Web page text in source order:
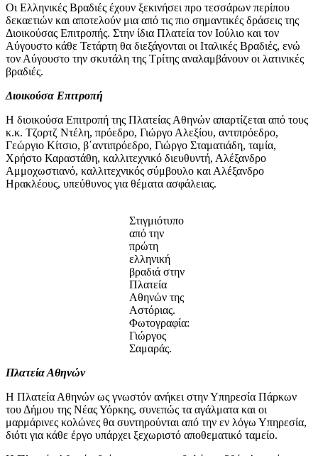
Οι Ελληνικές Βραδιές έχουν ξεκινήσει προ τεσσάρων περίπου
δεκαετιών και αποτελούν μια από τις πιο σημαντικές δράσεις της
Διοικούσας Επιτροπής. Στην ίδια Πλατεία τον Ιούλιο και τον
Αύγουστο κάθε Τετάρτη θα διεξάγονται οι Ιταλικές Βραδιές, ενώ
τον Αύγουστο την σκυτάλη της Τρίτης αναλαμβάνουν οι λατινικές
βραδιές.
Διοικούσα Επιτροπή
Η διοικούσα Επιτροπή της Πλατείας Αθηνών απαρτίζεται από τους
κ.κ. Τζορτζ Ντέλη, πρόεδρο, Γιώργο Αλεξίου, αντιπρόεδρο,
Γεώργιο Κίτσιο, β΄αντιπρόεδρο, Γιώργο Σταματιάδη, ταμία,
Χρήστο Καραστάθη, καλλιτεχνικό διευθυντή, Αλέξανδρο
Αμμοχωστιανό, καλλιτεχνικός σύμβουλο και Αλέξανδρο
Ηρακλέους, υπεύθυνος για θέματα ασφάλειας.
Στιγμιότυπο
από την
πρώτη
ελληνική
βραδιά στην
Πλατεία
Αθηνών της
Αστόριας.
Φωτογραφία:
Γιώργος
Σαμαράς.
Πλατεία Αθηνών
Η Πλατεία Αθηνών ως γνωστόν ανήκει στην Υπηρεσία Πάρκων
του Δήμου της Νέας Υόρκης, συνεπώς τα αγάλματα και οι
μαρμάρινες κολώνες θα συντηρούνται από την εν λόγω Υπηρεσία,
διότι για κάθε έργο υπάρχει ξεχωριστό αποθεματικό ταμείο.